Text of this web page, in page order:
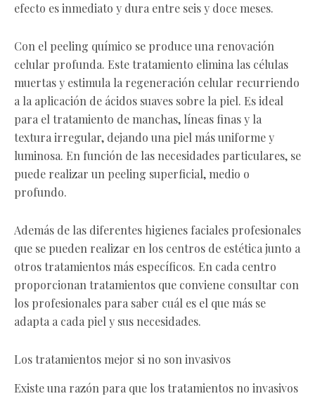
efecto es inmediato y dura entre seis y doce meses.
Con el peeling químico se produce una renovación
celular profunda. Este tratamiento elimina las células
muertas y estimula la regeneración celular recurriendo
a la aplicación de ácidos suaves sobre la piel. Es ideal
para el tratamiento de manchas, líneas finas y la
textura irregular, dejando una piel más uniforme y
luminosa. En función de las necesidades particulares, se
puede realizar un peeling superficial, medio o
profundo.
Además de las diferentes higienes faciales profesionales
que se pueden realizar en los centros de estética junto a
otros tratamientos más específicos. En cada centro
proporcionan tratamientos que conviene consultar con
los profesionales para saber cuál es el que más se
adapta a cada piel y sus necesidades.
Los tratamientos mejor si no son invasivos
Existe una razón para que los tratamientos no invasivos